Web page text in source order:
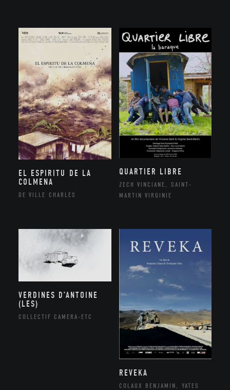
EL ESPIRITU DE LA
COLMENA
DE VILLE CHARLES
QUARTIER LIBRE
ZECH VINCIANE, SAINT-
MARTIN VIRGINIE
VERDINES D’ANTOINE
(LES)
COLLECTIF CAMERA-ETC
REVEKA
COLAUX BENJAMIN, YATES